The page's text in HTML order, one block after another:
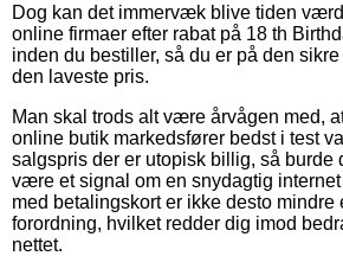
Dog kan det immervæk blive tiden
online firmaer efter rabat på 18 th
inden du bestiller, så du er på den
den laveste pris.
Man skal trods alt være årvågen med,
online butik markedsfører bedst i test
salgspris der er utopisk billig, så
være et signal om en snydagtig
med betalingskort er ikke desto mindre
forordning, hvilket redder dig imod
nettet.